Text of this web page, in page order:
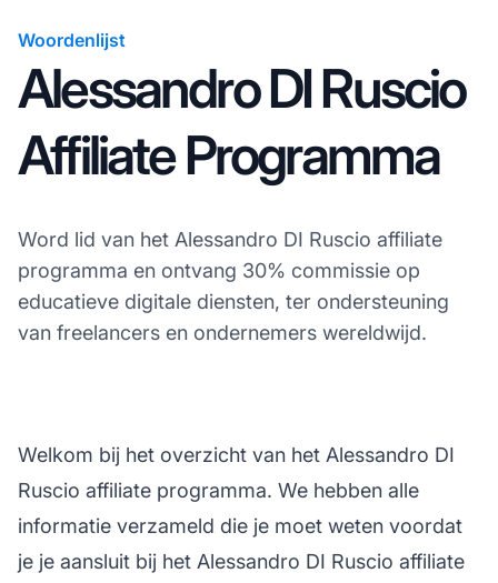
Woordenlijst
Alessandro DI Ruscio
Affiliate Programma
Word lid van het Alessandro DI Ruscio affiliate
programma en ontvang 30% commissie op
educatieve digitale diensten, ter ondersteuning
van freelancers en ondernemers wereldwijd.
Welkom bij het overzicht van het Alessandro DI
Ruscio affiliate programma. We hebben alle
informatie verzameld die je moet weten voordat
je je aansluit bij het Alessandro DI Ruscio affiliate